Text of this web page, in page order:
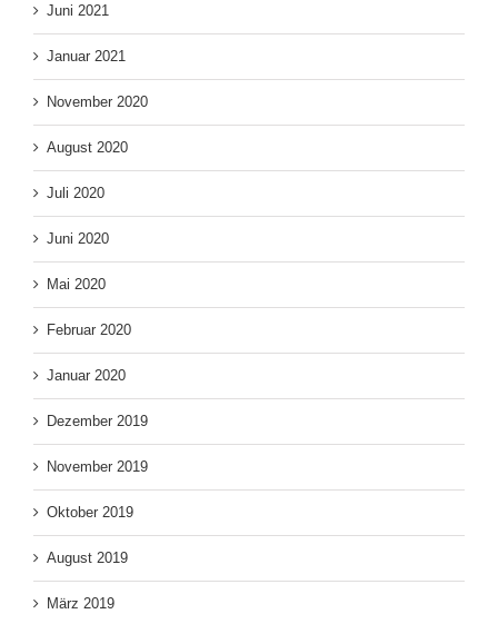
Juni 2021
Januar 2021
November 2020
August 2020
Juli 2020
Juni 2020
Mai 2020
Februar 2020
Januar 2020
Dezember 2019
November 2019
Oktober 2019
August 2019
März 2019